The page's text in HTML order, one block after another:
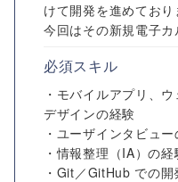
けて開発を進めており
今回はその新規電子
必須スキル
・モバイルアプリ、
デザインの経験
・ユーザインタビュ
・情報整理（IA）の経
・Git／GitHub での開